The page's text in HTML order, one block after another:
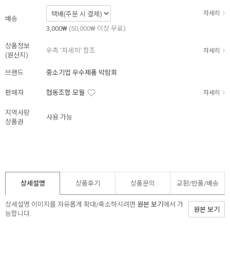
배송
자세히
3,000₩ (50,000₩ 이상 무료)
상품정보
(원산지)
우측 '자세히' 참조 자세히
브랜드 중소기업 우수제품 박람회
판매자 협동조합 모월 자세히
지역사랑
상품권
사용 가능
상세설명 상품후기 상품문의 교환/반품/배송
상세설명 이미지를 자유롭게 확대/축소하시려면 원본 보기 에서 가
능합니다.
원본 보기